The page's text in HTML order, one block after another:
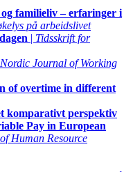
familieliv – erfaringer i
på arbeidslivet
| Tidsskrift for
Nordic Journal of Working
of overtime in different
komparativt perspektiv
Pay in European
Human Resource